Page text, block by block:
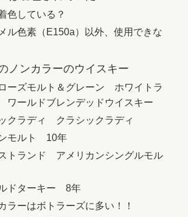
色している？
ル色素（E150a）以外、使用できな
ノンカラーのウイスキー
ーズモルト＆グレーン ホワイトラ
ールドブレンデッドウイスキー
クラディ クラシックラディ
モルト 10年
トランド アメリカンシングルモル
ドターキー 8年
ラーはボトラーズに多い！！